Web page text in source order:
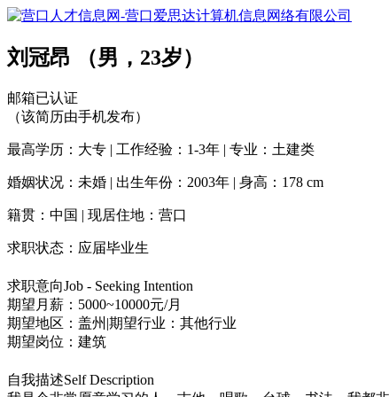
刘冠昂 （男，23岁）
邮箱已认证
（该简历由手机发布）
最高学历：大专 | 工作经验：1-3年 | 专业：土建类
婚姻状况：未婚 | 出生年份：2003年 | 身高：178 cm
籍贯：中国 | 现居住地：营口
求职状态：应届毕业生
求职意向Job - Seeking Intention
期望月薪：5000~10000元/月
期望地区：盖州 |期望行业：其他行业
期望岗位：建筑
自我描述Self Description